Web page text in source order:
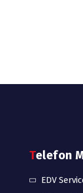
Telefon
EDV